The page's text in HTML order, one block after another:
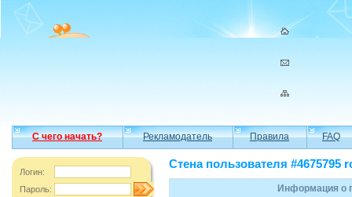
С чего начать? Рекламодатель Правила FAQ
Логин:
Пароль:
Стена пользователя #4675795
Информация о